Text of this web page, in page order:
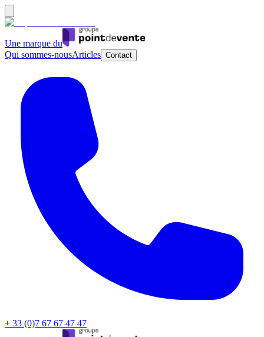
Une marque du
Qui sommes-nousArticles Contact
+ 33 (0)7 67 67 47 47